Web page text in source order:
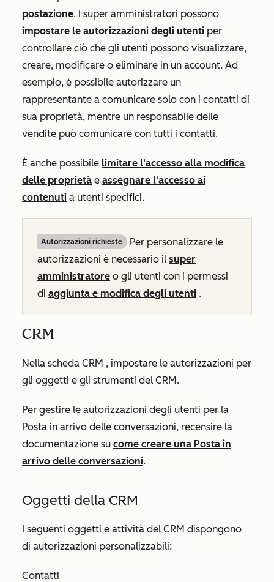
postazione. I super amministratori possono
impostare le autorizzazioni degli utenti per
controllare ciò che gli utenti possono visualizzare,
creare, modificare o eliminare in un account. Ad
esempio, è possibile autorizzare un
rappresentante a comunicare solo con i contatti di
sua proprietà, mentre un responsabile delle
vendite può comunicare con tutti i contatti.
È anche possibile limitare l'accesso alla modifica
delle proprietà e assegnare l'accesso ai
contenuti a utenti specifici.
Autorizzazioni richieste
Per personalizzare le
autorizzazioni è necessario il super
amministratore o gli utenti con i permessi
di aggiunta e modifica degli utenti .
CRM
Nella scheda CRM , impostare le autorizzazioni per
gli oggetti e gli strumenti del CRM.
Per gestire le autorizzazioni degli utenti per la
Posta in arrivo delle conversazioni, recensire la
documentazione su come creare una Posta in
arrivo delle conversazioni.
Oggetti della CRM
I seguenti oggetti e attività del CRM dispongono
di autorizzazioni personalizzabili:
Contatti